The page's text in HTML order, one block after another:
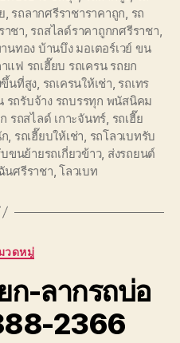
, รถลากศรีราชาราคาถูก, รถ
าชา, รถสไลด์ราคาถูกกศรีราชา,
นทอง บ้านบึง มอเตอร์เวย์ ขน
ฟ รถเฮี๊ยบ รถเครน รถยก
ขึ้นที่สูง, รถเครนให้เช่า, รถเทร
รถรับจ้าง รถบรรทุก พนัสนิคม
รถสไลด์ เกาะจันทร์, รถเฮี๊ย
, รถเฮี๊ยบให้เช่า, รถโลวเบทรับ
ขนย้ายรถเกี่ยวข้าว, ส่งรถยนต์
นศรีราชา,โลวเบท
Categories
วดหมู่
ก-ลากรถบ่อ
2366